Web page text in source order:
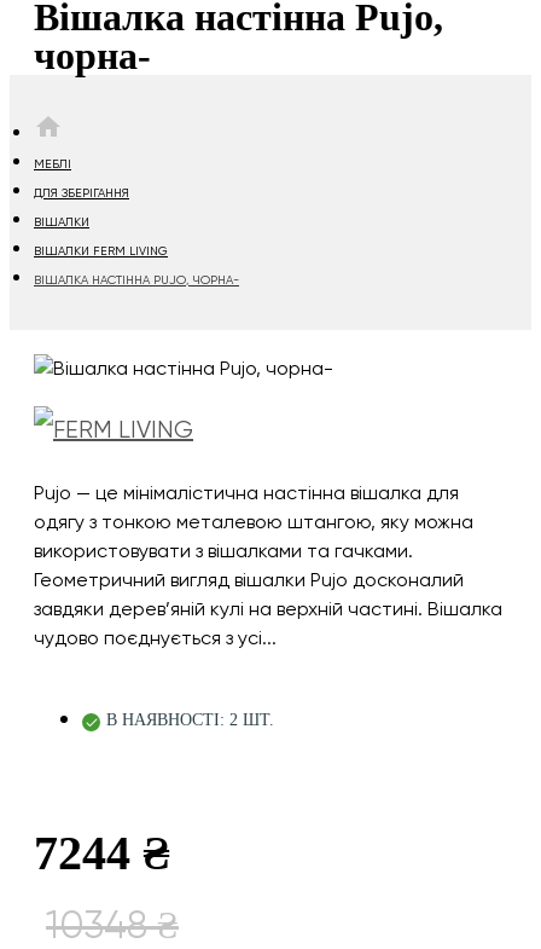
Вішалка настінна Pujo,
чорна-
МЕБЛІ
ДЛЯ ЗБЕРІГАННЯ
ВІШАЛКИ
ВІШАЛКИ FERM LIVING
ВІШАЛКА НАСТІННА PUJO, ЧОРНА-
Pujo — це мінімалістична настінна вішалка для
одягу з тонкою металевою штангою, яку можна
використовувати з вішалками та гачками.
Геометричний вигляд вішалки Pujo досконалий
завдяки дерев’яній кулі на верхній частині. Вішалка
чудово поєднується з усі...
В НАЯВНОСТІ: 2 ШТ.
7244 ₴
10348 ₴